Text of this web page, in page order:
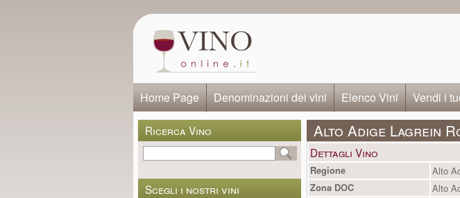
Home Page Denominazioni dei vini Elenco Vini Vendi i
Ricerca Vino
Scegli i nostri vini
Alto Adige Lagrein
Dettagli Vino
Regione Alto
Zona DOC Alto